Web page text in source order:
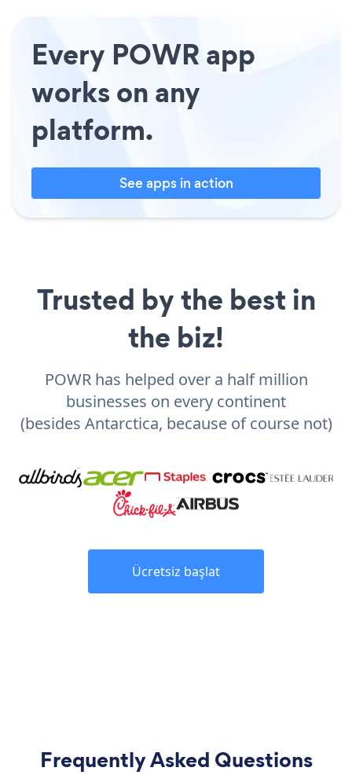
Every POWR app
works on any
platform.
See apps in action
Trusted by the best in
the biz!
POWR has helped over a half million
businesses on every continent
(besides Antarctica, because of course not)
Ücretsiz başlat
Frequently Asked Questions